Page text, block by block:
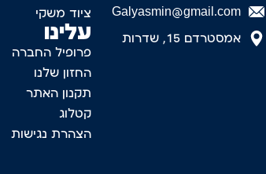
ציוד משקי
עלינו
פרופיל החברה
החזון שלנו
תקנון האתר
קטלוג
הצהרת נגישות
Galyasmin@gmail.com
אמסטרדם 15, שדרות